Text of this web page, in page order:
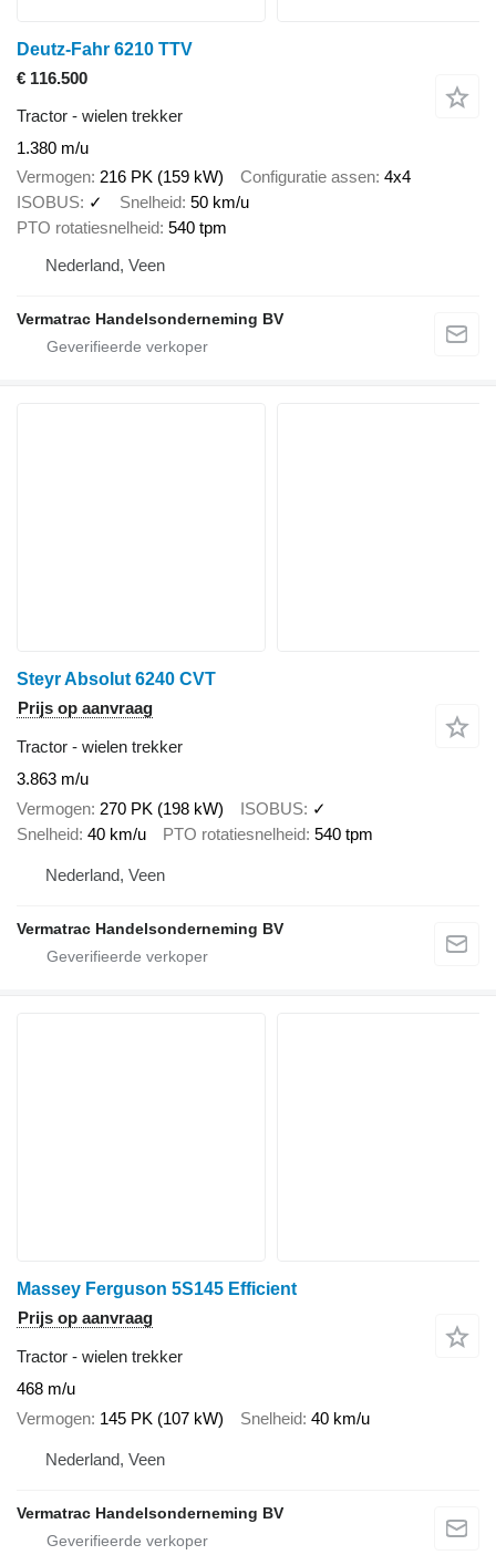
Deutz-Fahr 6210 TTV
€ 116.500
Tractor - wielen trekker
1.380 m/u
Vermogen 216 PK (159 kW) Configuratie assen 4x4
ISOBUS ✓ Snelheid 50 km/u
PTO rotatiesnelheid 540 tpm
Nederland, Veen
Vermatrac Handelsonderneming BV
Steyr Absolut 6240 CVT
Prijs op aanvraag
Tractor - wielen trekker
3.863 m/u
Vermogen 270 PK (198 kW) ISOBUS ✓
Snelheid 40 km/u PTO rotatiesnelheid 540 tpm
Nederland, Veen
Vermatrac Handelsonderneming BV
Massey Ferguson 5S145 Efficient
Prijs op aanvraag
Tractor - wielen trekker
468 m/u
Vermogen 145 PK (107 kW) Snelheid 40 km/u
Nederland, Veen
Vermatrac Handelsonderneming BV